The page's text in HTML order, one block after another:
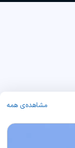
مشاهده‌ی همه